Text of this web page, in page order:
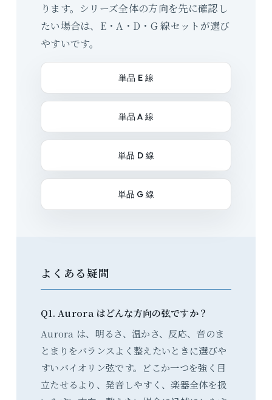
ります。シリーズ全体の方向を先に確認し
たい場合は、E・A・D・G 線セットが選び
やすいです。
単品 E 線
単品 A 線
単品 D 線
単品 G 線
よくある疑問
Q1. Aurora はどんな方向の弦ですか？
Aurora は、明るさ、温かさ、反応、音のま
とまりをバランスよく整えたいときに選びや
すいバイオリン弦です。どこか一つを強く目
立たせるより、発音しやすく、楽器全体を扱